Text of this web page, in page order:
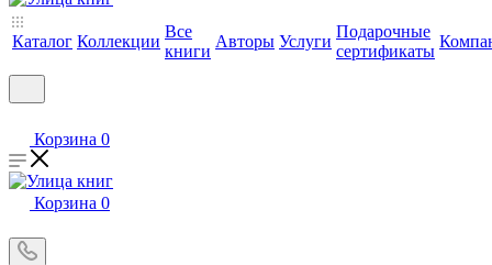
Каталог Коллекции
Все
книги
Авторы Услуги
Подарочные
сертификаты
Корзина 0
Корзина 0